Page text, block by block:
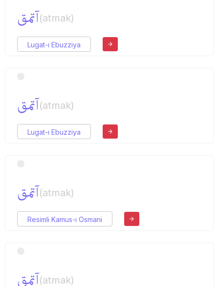
آتمق(atmak)
Lugat-ı Ebuzziya
آتمق(atmak)
Lugat-ı Ebuzziya
آتمق(atmak)
Resimli Kamus-ı Osmani
آتمق(atmak)